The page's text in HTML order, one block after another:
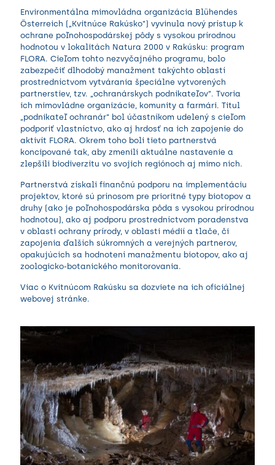
Environmentálna mimovládna organizácia Blühendes
Österreich („Kvitnúce Rakúsko“) vyvinula nový prístup k
ochrane poľnohospodárskej pôdy s vysokou prírodnou
hodnotou v lokalitách Natura 2000 v Rakúsku: program
FLORA. Cieľom tohto nezvyčajného programu, bolo
zabezpečiť dlhodobý manažment takýchto oblastí
prostredníctvom vytvárania špeciálne vytvorených
partnerstiev, tzv. „ochranárskych podnikateľov“. Tvoria
ich mimovládne organizácie, komunity a farmári. Titul
„podnikateľ ochranár“ bol účastníkom udelený s cieľom
podporiť vlastníctvo, ako aj hrdosť na ich zapojenie do
aktivít FLORA. Okrem toho boli tieto partnerstvá
koncipované tak, aby zmenili aktuálne nastavenie a
zlepšili biodiverzitu vo svojich regiónoch aj mimo nich.
Partnerstvá získali finančnú podporu na implementáciu
projektov, ktoré sú prínosom pre prioritné typy biotopov a
druhy (ako je poľnohospodárska pôda s vysokou prírodnou
hodnotou), ako aj podporu prostredníctvom poradenstva
v oblasti ochrany prírody, v oblasti médií a tlače, či
zapojenia ďalších súkromných a verejných partnerov,
opakujúcich sa hodnotení manažmentu biotopov, ako aj
zoologicko-botanického monitorovania.
Viac o Kvitnúcom Rakúsku sa dozviete na ich oficiálnej
webovej stránke.